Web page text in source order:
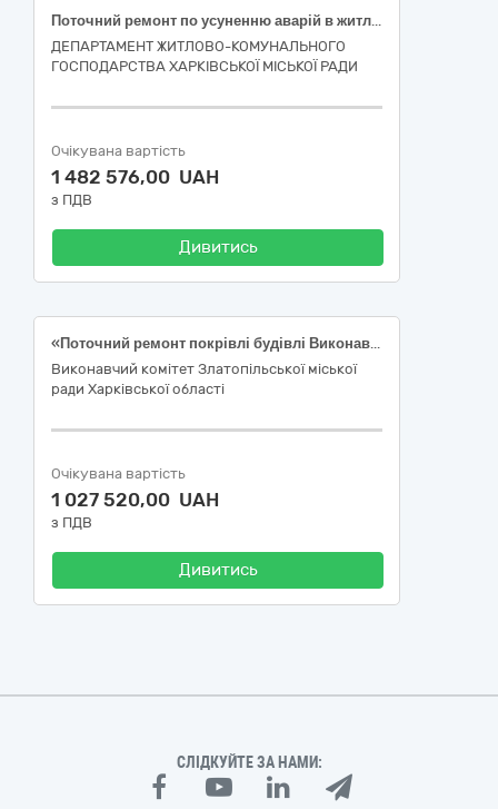
Поточний ремонт по усуненню аварій в житловому фонді багатоквартирного будинку за адресою: проспект Тракторобудівників, 160, місто Харків (код ДК 021:2015-45260000-7 Покрівельні роботи та інші спеціалізовані будівельні роботи)
ДЕПАРТАМЕНТ ЖИТЛОВО-КОМУНАЛЬНОГО
ГОСПОДАРСТВА ХАРКІВСЬКОЇ МІСЬКОЇ РАДИ
Очікувана вартість
1 482 576,00 UAH
з ПДВ
Дивитись
«Поточний ремонт покрівлі будівлі Виконавчого комітету Златопільської міської ради Харківської області» код ДК 021:2015: 45260000-7 Покрівельні роботи та інші спеціалізовані будівельні роботи
Виконавчий комітет Златопільської міської
ради Харківської області
Очікувана вартість
1 027 520,00 UAH
з ПДВ
Дивитись
СЛІДКУЙТЕ ЗА НАМИ: